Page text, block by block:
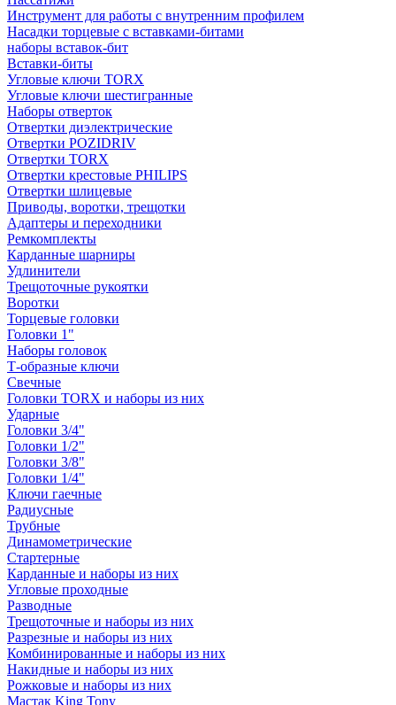
Инструмент для работы с внутренним профилем
Насадки торцевые с вставками-битами
наборы вставок-бит
Вставки-биты
Угловые ключи TORX
Угловые ключи шестигранные
Наборы отверток
Отвертки диэлектрические
Отвертки POZIDRIV
Отвертки TORX
Отвертки крестовые PHILIPS
Отвертки шлицевые
Приводы, воротки, трещотки
Адаптеры и переходники
Ремкомплекты
Карданные шарниры
Удлинители
Трещоточные рукоятки
Воротки
Торцевые головки
Головки 1"
Наборы головок
Т-образные ключи
Свечные
Головки TORX и наборы из них
Ударные
Головки 3/4"
Головки 1/2"
Головки 3/8"
Головки 1/4"
Ключи гаечные
Радиусные
Трубные
Динамометрические
Стартерные
Карданные и наборы из них
Угловые проходные
Разводные
Трещоточные и наборы из них
Разрезные и наборы из них
Комбинированные и наборы из них
Накидные и наборы из них
Рожковые и наборы из них
Мастак King Tony